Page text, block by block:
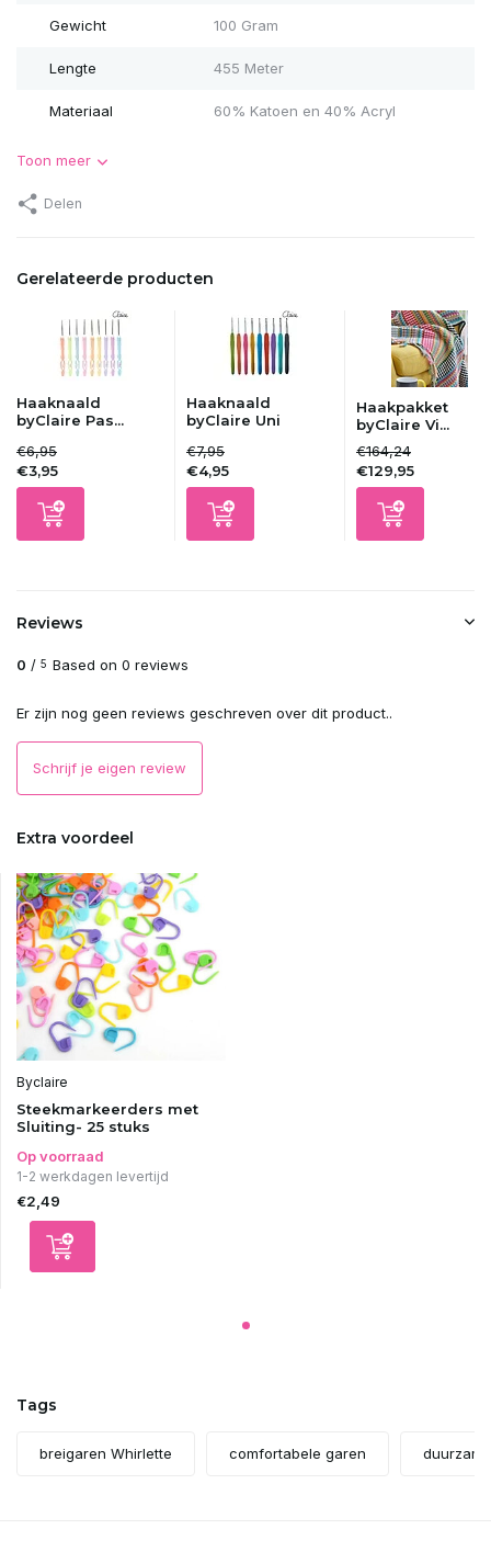
Gewicht 100 Gram
Lengte 455 Meter
Materiaal 60% Katoen en 40% Acryl
Toon meer
Delen
Gerelateerde producten
Haaknaald
byClaire Pas...
€6,95
€3,95
Haaknaald
byClaire Uni
€7,95
€4,95
Haakpakket
byClaire Vi...
€164,24
€129,95
Reviews
0 / 5 Based on 0 reviews
Er zijn nog geen reviews geschreven over dit product..
Schrijf je eigen review
Extra voordeel
Byclaire
Steekmarkeerders met
Sluiting- 25 stuks
Op voorraad
1-2 werkdagen levertijd
€2,49
Tags
breigaren Whirlette comfortabele garen